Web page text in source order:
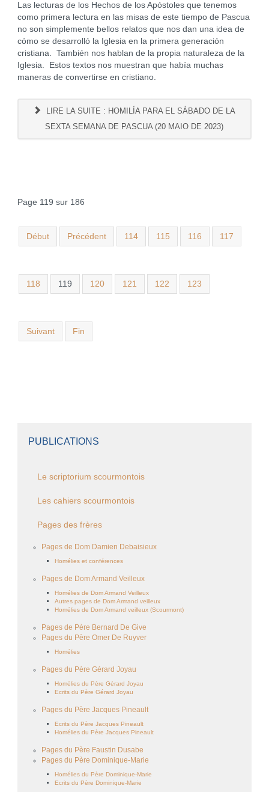
Las lecturas de los Hechos de los Apóstoles que tenemos
como primera lectura en las misas de este tiempo de Pascua
no son simplemente bellos relatos que nos dan una idea de
cómo se desarrolló la Iglesia en la primera generación
cristiana. También nos hablan de la propia naturaleza de la
Iglesia. Estos textos nos muestran que había muchas
maneras de convertirse en cristiano.
LIRE LA SUITE : HOMILÍA PARA EL SÁBADO DE LA
SEXTA SEMANA DE PASCUA (20 MAIO DE 2023)
Page 119 sur 186
Début Précédent 114 115 116 117
118 119 120 121 122 123
Suivant Fin
PUBLICATIONS
Le scriptorium scourmontois
Les cahiers scourmontois
Pages des frères
Pages de Dom Damien Debaisieux
Homélies et conférences
Pages de Dom Armand Veilleux
Homélies de Dom Armand Veilleux
Autres pages de Dom Armand veilleux
Homélies de Dom Armand veilleux (Scourmont)
Pages de Père Bernard De Give
Pages du Père Omer De Ruyver
Homélies
Pages du Père Gérard Joyau
Homélies du Père Gérard Joyau
Ecrits du Père Gérard Joyau
Pages du Père Jacques Pineault
Ecrits du Père Jacques Pineault
Homélies du Père Jacques Pineault
Pages du Père Faustin Dusabe
Pages du Père Dominique-Marie
Homélies du Père Dominique-Marie
Ecrits du Père Dominique-Marie